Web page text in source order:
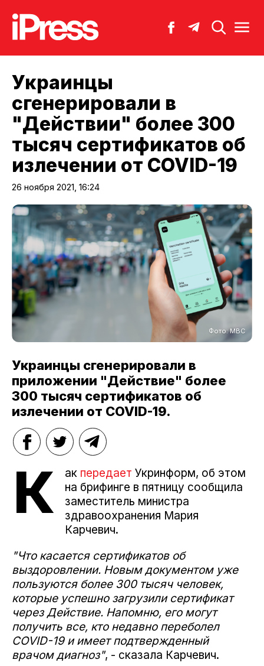
Украинцы
сгенерировали в
"Действии" более 300
тысяч сертификатов об
излечении от COVID-19
26 ноября 2021, 16:24
Фото: МВС
Украинцы сгенерировали в
приложении "Действие" более
300 тысяч сертификатов об
излечении от COVID-19.
К ак передает Укринформ, об этом
на брифинге в пятницу сообщила
заместитель министра
здравоохранения Мария
Карчевич.
"Что касается сертификатов об
выздоровлении. Новым документом уже
пользуются более 300 тысяч человек,
которые успешно загрузили сертификат
через Действие. Напомню, его могут
получить все, кто недавно переболел
COVID-19 и имеет подтвержденный
врачом диагноз", - сказала Карчевич.